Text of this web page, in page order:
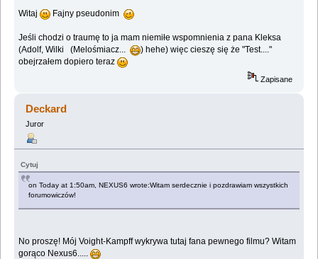
Witaj Fajny pseudonim
Jeśli chodzi o traumę to ja mam niemiłe wspomnienia z pana Kleksa
(Adolf, Wilki (Melośmiacz...
) hehe) więc cieszę się że "Test...."
obejrzałem dopiero teraz
Zapisane
Deckard
Juror
Cytuj
on Today at 1:50am, NEXUS6 wrote:Witam serdecznie i pozdrawiam wszystkich
forumowiczów!
No proszę! Mój Voight-Kampff wykrywa tutaj fana pewnego filmu? Witam
gorąco Nexus6.....